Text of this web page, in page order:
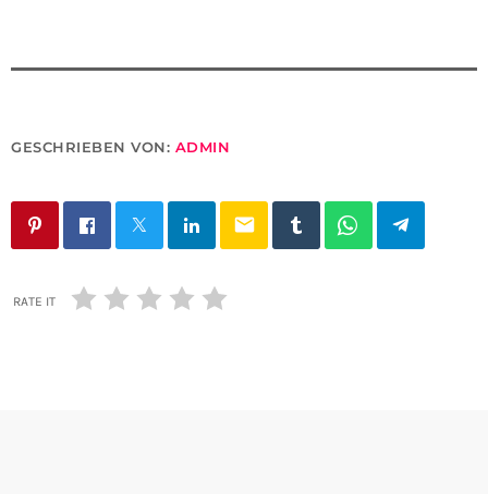
GESCHRIEBEN VON: ADMIN
email
RATE IT